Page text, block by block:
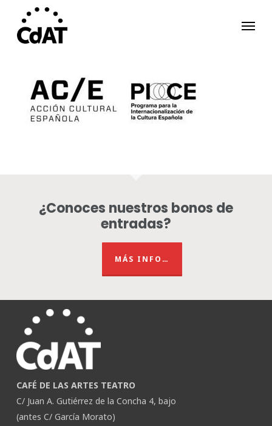
main
Menu
¿Conoces nuestros bonos de
entradas?
MÁS INFO…
CAFÉ DE LAS ARTES TEATRO
C/ Juan A. Gutiérrez de la Concha 4, bajo
(antes C/ García Morato)